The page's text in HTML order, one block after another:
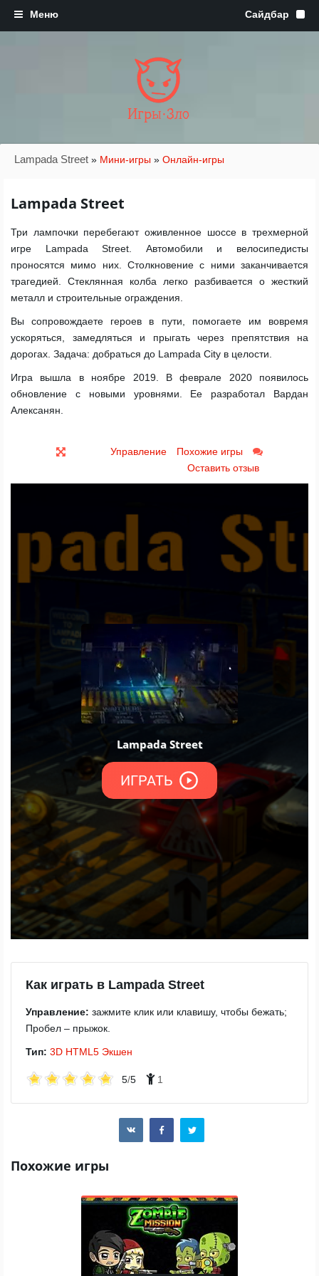
Игры·Зло
Lampada Street » Мини-игры » Онлайн-игры
Lampada Street
Три лампочки перебегают оживленное шоссе в трехмерной
игре Lampada Street. Автомобили и велосипедисты
проносятся мимо них. Столкновение с ними заканчивается
трагедией. Стеклянная колба легко разбивается о жесткий
металл и строительные ограждения.
Вы сопровождаете героев в пути, помогаете им вовремя
ускоряться, замедляться и прыгать через препятствия на
дорогах. Задача: добраться до Lampada City в целости.
Игра вышла в ноябре 2019. В феврале 2020 появилось
обновление с новыми уровнями. Ее разработал Вардан
Алексанян.
Управление
Похожие игры
Оставить отзыв
Как играть в Lampada Street
Управление: зажмите клик или клавишу, чтобы бежать;
Пробел – прыжок.
Тип: 3D HTML5 Экшен
5/5 1
Похожие игры